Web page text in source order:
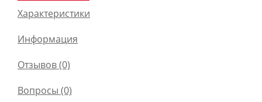
Характеристики
Информация
Отзывов (0)
Вопросы (0)